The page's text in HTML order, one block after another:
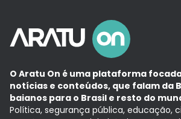
O Aratu On é uma plataforma
notícias e conteúdos, que falam da
baianos para o Brasil e resto do
Política, segurança pública, educação,